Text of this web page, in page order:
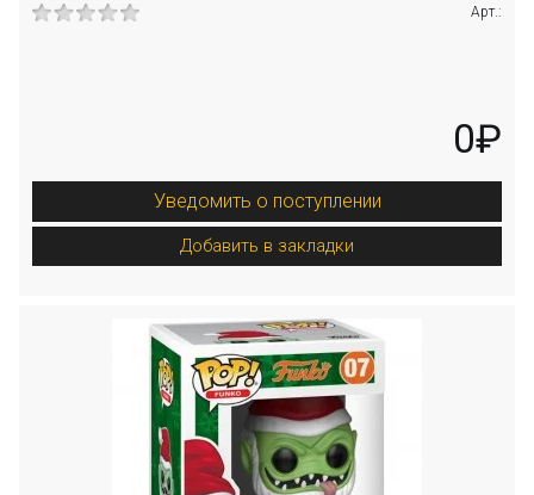
Арт.:
0₽
Уведомить о поступлении
Добавить в закладки